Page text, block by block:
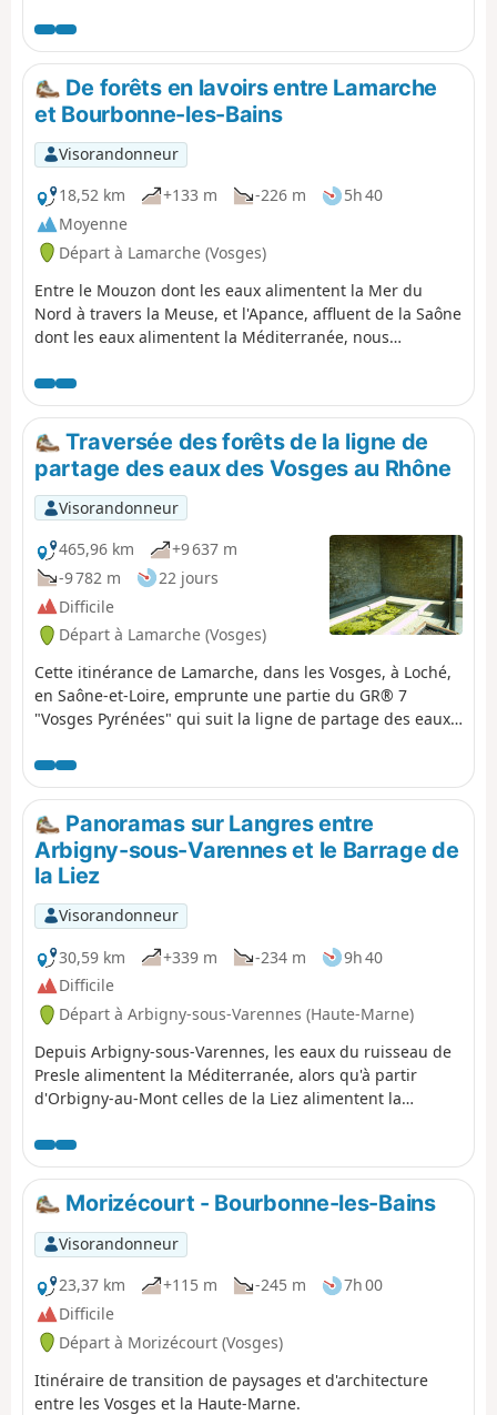
côtoie les premières vignes de notre périple ainsi qu'un
marais. On poursuit la découverte des lavoirs de Haute-
Marne pour terminer par un musée à ciel ouvert.
De forêts en lavoirs entre Lamarche
et Bourbonne-les-Bains
Visorandonneur
18,52 km
+133 m -226 m
5h 40
Moyenne
Départ à Lamarche (Vosges)
Entre le Mouzon dont les eaux alimentent la Mer du
Nord à travers la Meuse, et l'Apance, affluent de la Saône
dont les eaux alimentent la Méditerranée, nous
de cette première étape. Après la fraîcheur d'une
hêtraie, nous découvrons nos premiers lavoirs pour
terminer devant les thermes de Bourbonne-les-Bains.
Traversée des forêts de la ligne de
partage des eaux des Vosges au Rhône
Visorandonneur
465,96 km
+9 637 m
-9 782 m
22 jours
Difficile
Départ à Lamarche (Vosges)
Cette itinérance de Lamarche, dans les Vosges, à Loché,
en Saône-et-Loire, emprunte une partie du GR® 7
"Vosges Pyrénées" qui suit la ligne de partage des eaux
s'agit également d'un chemin de Saint-Jacques emprunté
par les pèlerins Allemands. C'est un livre de géographie
ouvert sur les trois régions et les cinq départements
traversés, dont : - le Parc National de Forêts, - les
vignobles de Côte d'Or, Côte Chalonnaise et Mâconnais.
Panoramas sur Langres entre
Arbigny-sous-Varennes et le Barrage de
la Liez
Visorandonneur
30,59 km
+339 m -234 m
9h 40
Difficile
Départ à Arbigny-sous-Varennes (Haute-Marne)
Depuis Arbigny-sous-Varennes, les eaux du ruisseau de
Presle alimentent la Méditerranée, alors qu'à partir
d'Orbigny-au-Mont celles de la Liez alimentent la
point de mire.
Morizécourt - Bourbonne-les-Bains
Visorandonneur
23,37 km
+115 m -245 m
7h 00
Difficile
Départ à Morizécourt (Vosges)
Itinéraire de transition de paysages et d'architecture
entre les Vosges et la Haute-Marne.